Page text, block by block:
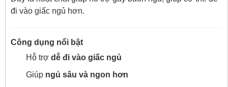
đi vào giấc ngủ hơn.
Công dụng nổi bật
Hỗ trợ dễ đi vào giấc ngủ
Giúp ngủ sâu và ngon hơn